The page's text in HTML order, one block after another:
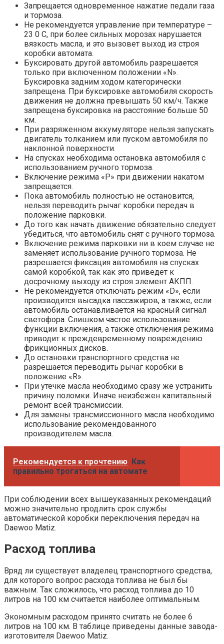
Запрещается одновременное нажатие педали газа
и тормоза.
Не рекомендуется управление при температуре –
23 0 С, при более сильных морозах нарушается
вязкость масла, и это вызовет выход из строя
коробки автомата.
Буксировать другой автомобиль разрешается
только при включенном положении «N».
Буксировка задним ходом категорически
запрещена. При буксировке автомобиля скорость
движения не должна превышать 50 км/ч. Также
запрещена буксировка на расстояние больше 50
км.
При разряженном аккумуляторе нельзя запускать
двигатель толканием или пуском автомобиля по
наклонной поверхности.
На спусках необходима остановка автомобиля с
использованием ручного тормоза.
Включение режима «Р» при движении накатом
запрещается.
Пока автомобиль полностью не остановится,
нельзя переводить рычаг коробки передач в
положение парковки.
До того как начать движение обязательно следует
убедиться, что автомобиль снят с ручного тормоза.
Включение режима парковки ни в коем случае не
заменяет использование ручного тормоза. Не
разрешается фиксация автомобиля на спусках
самой коробкой, так как это приведет к
досрочному выходу из строя элемент АКПП.
Не рекомендуется отключать режим «D», если
производится высадка пассажиров, а также, если
автомобиль останавливается на красный сигнал
светофора. Слишком частое использование
функции включения, а также отключения режима
приводит к преждевременному повреждению
фрикционных дисков.
До остановки транспортного средства не
разрешается переводить рычаг коробки в
положение «R».
При утечке масла необходимо сразу же устранить
причину поломки. Иначе неизбежен капитальный
ремонт всей трансмиссии.
Для замены трансмиссионного масла необходимо
использование рекомендованного
производителем масла.
Рекомендуется к прочтению Как
правильно трогаться на автомате
При соблюдении всех вышеуказанных рекомендаций
можно значительно продлить срок службы
автоматической коробки переключения передач на
Daewoo Matiz.
Расход топлива
Вряд ли существует владелец транспортного средства,
для которого вопрос расхода топлива не был бы
важным. Так сложилось, что расход топлива до 10
литров на 100 км считается наиболее оптимальным.
Экономным расходом принято считать не более 6
литров на 100 км. В таблице приведены данные завода-
изготовителя Daewoo Matiz.